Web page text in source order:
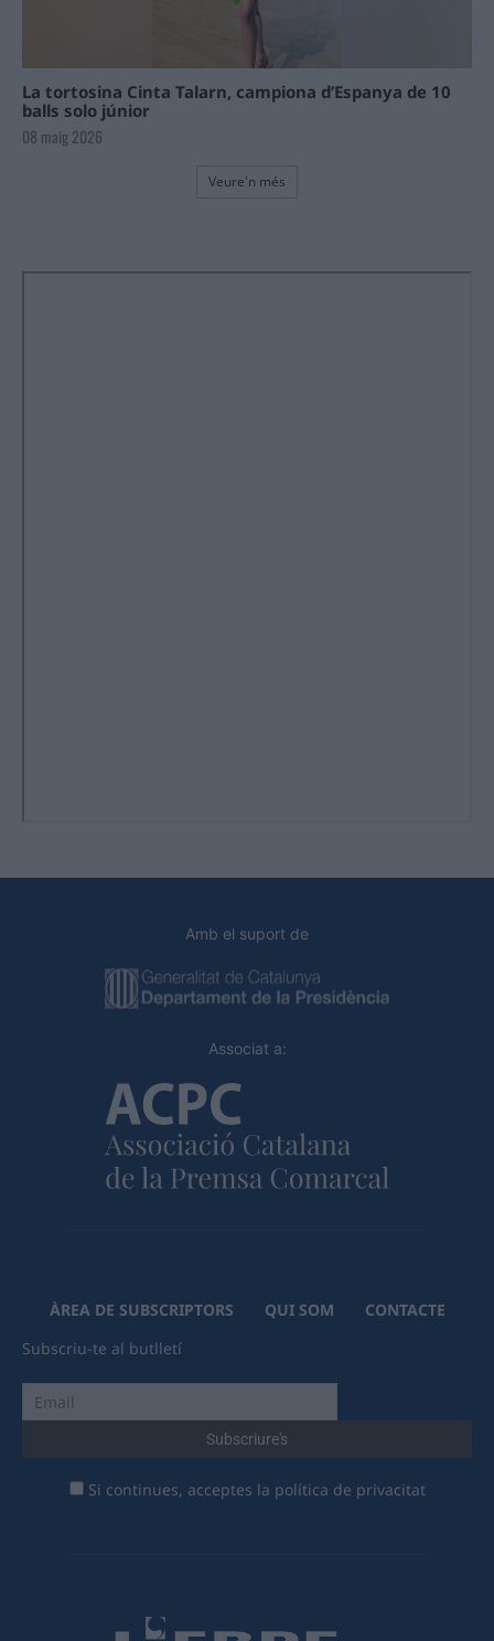
La tortosina Cinta Talarn, campiona d’Espanya de 10
balls solo júnior
08 maig 2026
Veure'n més
Amb el suport de
Associat a:
ÀREA DE SUBSCRIPTORS QUI SOM
CONTACTE
Subscriu-te al butlletí
Si continues, acceptes la política de privacitat